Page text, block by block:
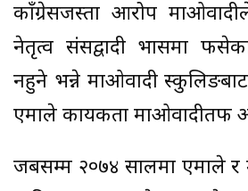
काँग्रेसजस्ता आरोप
नेतृत्व संसद्वादी भासमा
नहुने भन्ने माओवादी
एमाले कार्यकर्ता माओवादीतर्फ
जबसम्म २०७४ सालमा एमाले र